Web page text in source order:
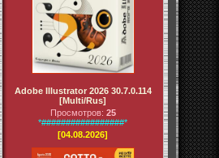
Adobe Illustrator 2026 30.7.0.114
[Multi/Rus]
Просмотров: 25
*#################*
[04.08.2026]